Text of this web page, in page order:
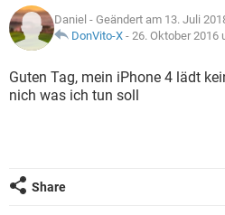
FACEBOOK
WHATSAPP
FACEBOOK
ANDROID
WINDOWS 10
WHATSAPP
FACEBOOK
SPIELE
ANDROID
WINDOWS 10
LEXIKON
SPIELE
ANDROID
FACEBOOK
Daniel - Geändert am 13. Juli
DonVito-X - 26. Oktober 2016
Guten Tag, mein iPhone 4 lädt
nich was ich tun soll
Share